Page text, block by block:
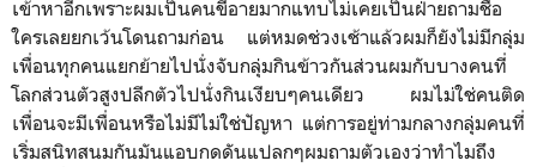
เข้าหาอีกเพราะผมเป็นคนขี้อายมากแทบไม่เคยเป็นฝ่ายถามชื่อ
ใครเลยยกเว้นโดนถามก่อน แต่หมดช่วงเช้าแล้วผมก็ยังไม่มีกลุ่ม
เพื่อนทุกคนแยกย้ายไปนั่งจับกลุ่มกินข้าวกันส่วนผมกับบางคนที่
โลกส่วนตัวสูงปลีกตัวไปนั่งกินเงียบๆคนเดียว ผมไม่ใช่คนติด
เพื่อนจะมีเพื่อนหรือไม่มีไม่ใช่ปัญหา แต่การอยู่ท่ามกลางกลุ่มคนที่
เริ่มสนิทสนมกันมันแอบกดดันแปลกๆผมถามตัวเองว่าทำไมถึง